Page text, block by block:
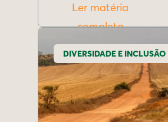
Ler matéria
completa
DIVERSIDADE E INCLUSÃO